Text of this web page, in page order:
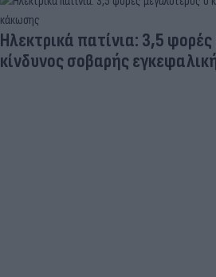
Ηλεκτρικά πατίνια: 3,5
κίνδυνος σοβαρής